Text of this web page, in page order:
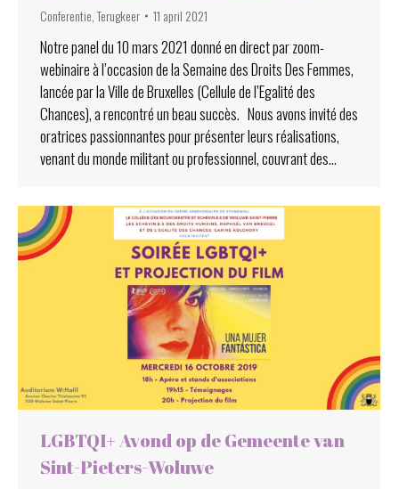
Conferentie,Terugkeer 11 april 2021
Notre panel du 10 mars 2021 donné en direct par zoom-
webinaire à l’occasion de la Semaine des Droits Des Femmes,
lancée par la Ville de Bruxelles (Cellule de l’Egalité des
Chances), a rencontré un beau succès. Nous avons invité des
oratrices passionnantes pour présenter leurs réalisations,
venant du monde militant ou professionnel, couvrant des…
LGBTQI+ Avond op de Gemeente van
Sint-Pieters-Woluwe